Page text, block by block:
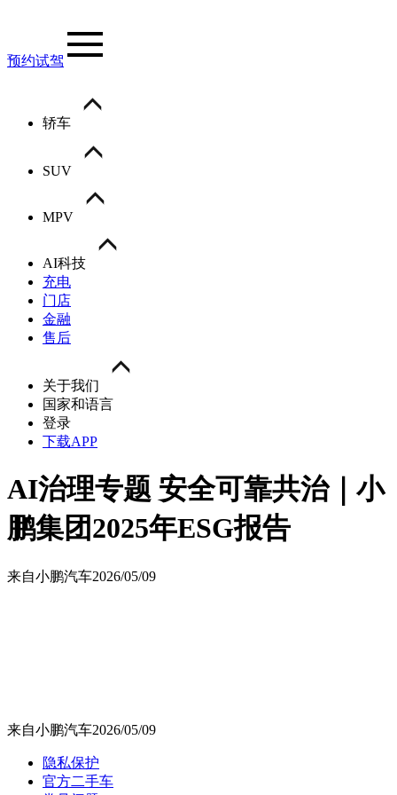
预约试驾
轿车
SUV
MPV
AI科技
充电
门店
金融
售后
关于我们
国家和语言
登录
下载APP
AI治理专题 安全可靠共治｜小
鹏集团2025年ESG报告
来自小鹏汽车2026/05/09
来自小鹏汽车2026/05/09
隐私保护
官方二手车